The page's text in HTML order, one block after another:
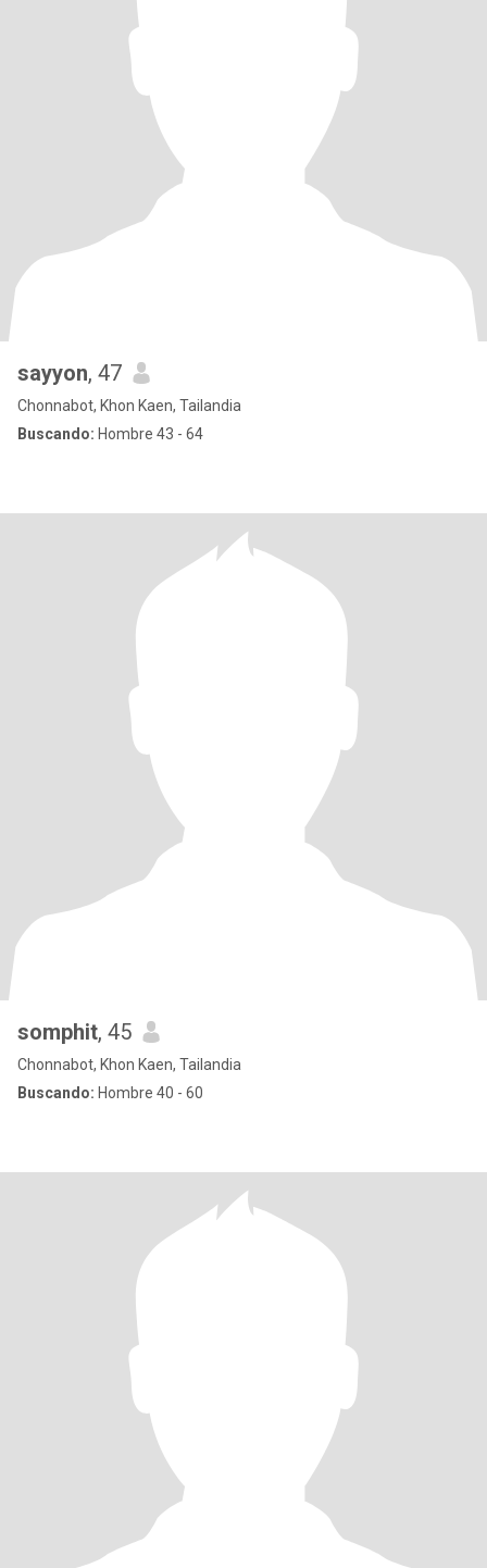
sayyon, 47
Chonnabot, Khon Kaen, Tailandia
Buscando: Hombre 43 - 64
somphit, 45
Chonnabot, Khon Kaen, Tailandia
Buscando: Hombre 40 - 60